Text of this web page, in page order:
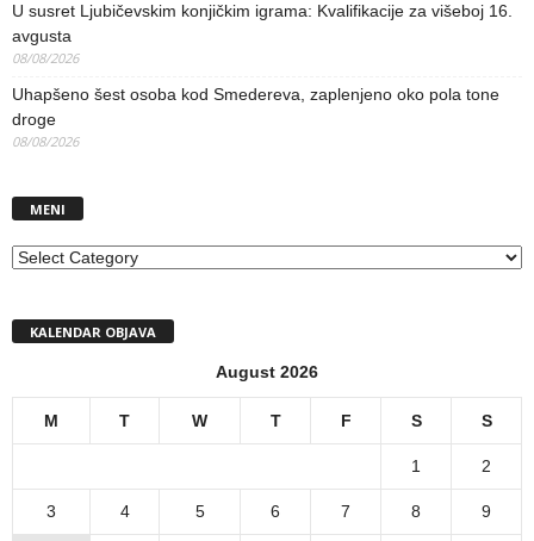
U susret Ljubičevskim konjičkim igrama: Kvalifikacije za višeboj 16.
avgusta
08/08/2026
Uhapšeno šest osoba kod Smedereva, zaplenjeno oko pola tone
droge
08/08/2026
MENI
MENI
KALENDAR OBJAVA
August 2026
M T W T F S S
1 2
3 4 5 6 7 8 9